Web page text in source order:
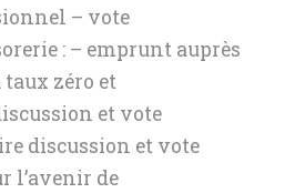
– vote
: – emprunt auprès
taux zéro et
et vote
discussion et vote
l’avenir de